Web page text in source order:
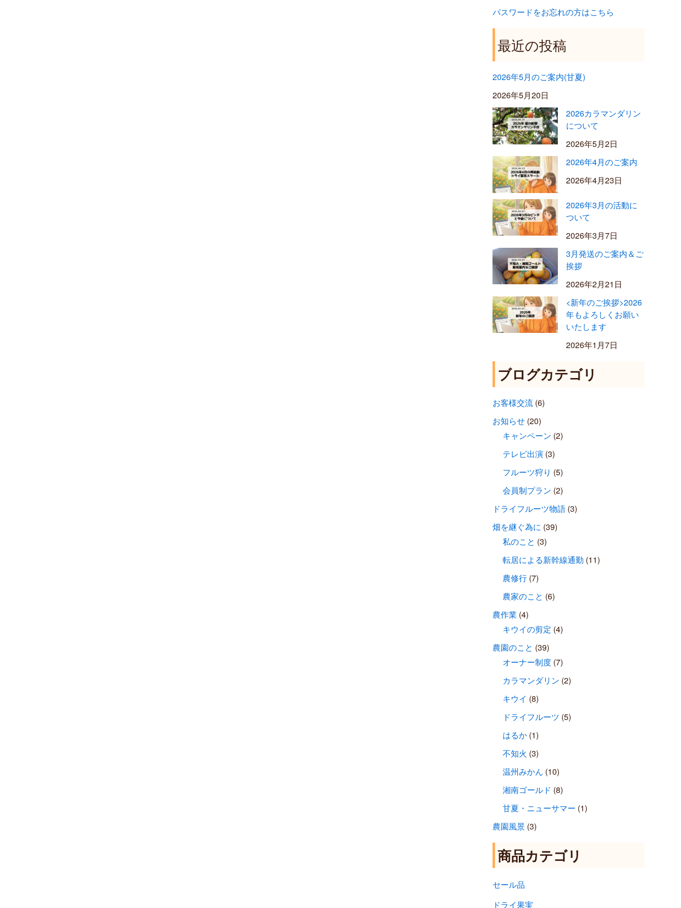
パスワードをお忘れの方はこちら
最近の投稿
2026年5月のご案内(甘夏)
2026年5月20日
2026カラマンダリン
について
2026年5月2日
2026年4月のご案内
2026年4月23日
2026年3月の活動に
ついて
2026年3月7日
3月発送のご案内＆ご
挨拶
2026年2月21日
<新年のご挨拶>2026
年もよろしくお願い
いたします
2026年1月7日
ブログカテゴリ
お客様交流 (6)
お知らせ (20)
キャンペーン (2)
テレビ出演 (3)
フルーツ狩り (5)
会員制プラン (2)
ドライフルーツ物語 (3)
畑を継ぐ為に (39)
私のこと (3)
転居による新幹線通勤 (11)
農修行 (7)
農家のこと (6)
農作業 (4)
キウイの剪定 (4)
農園のこと (39)
オーナー制度 (7)
カラマンダリン (2)
キウイ (8)
ドライフルーツ (5)
はるか (1)
不知火 (3)
温州みかん (10)
湘南ゴールド (8)
甘夏・ニューサマー (1)
農園風景 (3)
商品カテゴリ
セール品
ドライ果実